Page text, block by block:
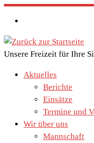
Zum
Inhalt
springen
Unsere Freizeit für Ihre
Aktuelles
Berichte
Einsätze
Termine und
Wir über uns
Mannschaft